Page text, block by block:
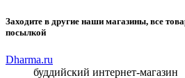
Заходите в другие наши магазины, все
посылкой
Dharma.ru
буддийский интернет-магазин